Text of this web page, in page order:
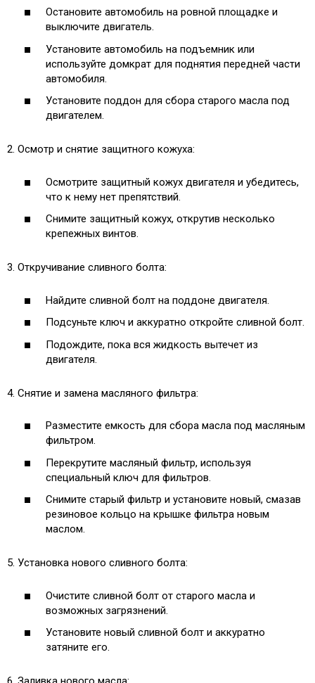
Остановите автомобиль на ровной площадке и
выключите двигатель.
Установите автомобиль на подъемник или
используйте домкрат для поднятия передней части
автомобиля.
Установите поддон для сбора старого масла под
двигателем.
2. Осмотр и снятие защитного кожуха:
Осмотрите защитный кожух двигателя и убедитесь,
что к нему нет препятствий.
Снимите защитный кожух, открутив несколько
крепежных винтов.
3. Откручивание сливного болта:
Найдите сливной болт на поддоне двигателя.
Подсуньте ключ и аккуратно откройте сливной болт.
Подождите, пока вся жидкость вытечет из
двигателя.
4. Снятие и замена масляного фильтра:
Разместите емкость для сбора масла под масляным
фильтром.
Перекрутите масляный фильтр, используя
специальный ключ для фильтров.
Снимите старый фильтр и установите новый, смазав
резиновое кольцо на крышке фильтра новым
маслом.
5. Установка нового сливного болта:
Очистите сливной болт от старого масла и
возможных загрязнений.
Установите новый сливной болт и аккуратно
затяните его.